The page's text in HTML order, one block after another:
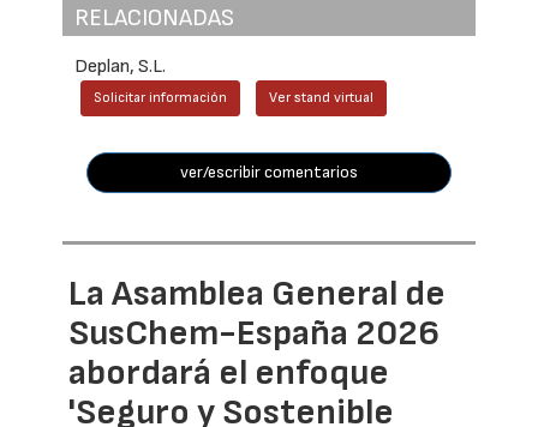
RELACIONADAS
Deplan, S.L.
Solicitar información Ver stand virtual
ver/escribir comentarios
La Asamblea General de
SusChem-España 2026
abordará el enfoque
'Seguro y Sostenible